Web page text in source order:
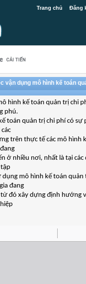
Trang chủ Đăng
vận dụng mô hình kế toán
hình kế toán quản trị chi
phú.
toán quản trị chi phí có sự
trên thực tế các mô hình
ở nhiều nơi, nhất là tại các
dụng mô hình kế toán quản
đang
đó xây dựng định hướng